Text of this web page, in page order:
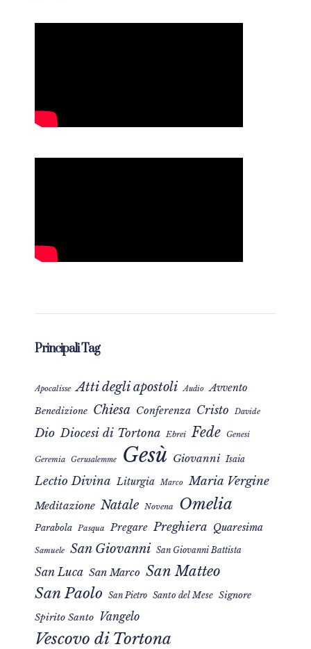
Principali Tag
Apocalisse Atti degli apostoli Audio Avvento
Benedizione Chiesa Conferenza Cristo Davide
Dio Diocesi di Tortona Ebrei Fede Genesi
Geremia Gerusalemme Gesù Giovanni Isaia
Lectio Divina Liturgia Marco Maria Vergine
Meditazione Natale Novena Omelia
Parabola Pasqua Pregare Preghiera Quaresima
Samuele San Giovanni San Giovanni Battista
San Luca San Marco San Matteo
San Paolo San Pietro Santo del Mese Signore
Spirito Santo Vangelo
Vescovo di Tortona